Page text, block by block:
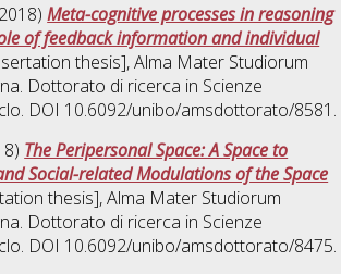
Meta-cognitive processes in reasoning
of feedback information and individual
thesis], Alma Mater Studiorum
Dottorato di ricerca in Scienze
DOI 10.6092/unibo/amsdottorato/8581.
The Peripersonal Space: A Space to
Social-related Modulations of the Space
thesis], Alma Mater Studiorum
Dottorato di ricerca in Scienze
DOI 10.6092/unibo/amsdottorato/8475.